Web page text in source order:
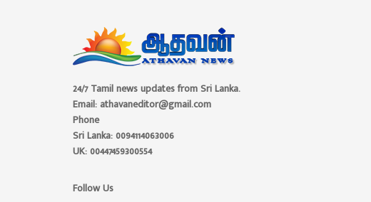
24/7 Tamil news updates from Sri Lanka.
Email: athavaneditor@gmail.com
Phone
Sri Lanka: 0094114063006
UK: 00447459300554
Follow Us